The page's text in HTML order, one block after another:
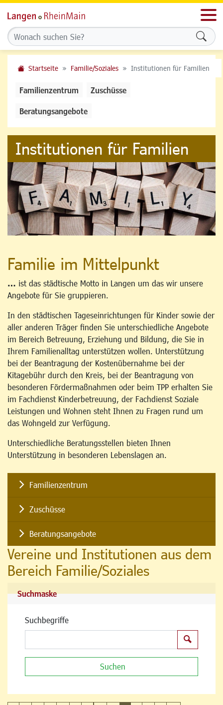
Startseite Familie/Soziales Institutionen für Familien
Familienzentrum Zuschüsse
Beratungsangebote
Institutionen für Familien
Familie im Mittelpunkt
… ist das städtische Motto in Langen um das wir unsere
Angebote für Sie gruppieren.
In den städtischen Tageseinrichtungen für Kinder sowie der
aller anderen Träger finden Sie unterschiedliche Angebote
im Bereich Betreuung, Erziehung und Bildung, die Sie in
Ihrem Familienalltag unterstützen wollen. Unterstützung
bei der Beantragung der Kostenübernahme bei der
Kitagebühr durch den Kreis, bei der Beantragung von
besonderen Fördermaßnahmen oder beim TPP erhalten Sie
im Fachdienst Kinderbetreuung, der Fachdienst Soziale
Leistungen und Wohnen steht Ihnen zu Fragen rund um
das Wohngeld zur Verfügung.
Unterschiedliche Beratungsstellen bieten Ihnen
Unterstützung in besonderen Lebenslagen an.
Familienzentrum
Zuschüsse
Beratungsangebote
Vereine und Institutionen aus dem
Bereich Familie/Soziales
Suchmaske
Suchbegriffe
Suchen